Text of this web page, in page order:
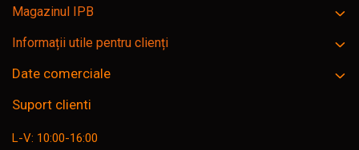
Magazinul IPB
Informații utile pentru clienți
Date comerciale
Suport clienti
L-V: 10:00-16:00